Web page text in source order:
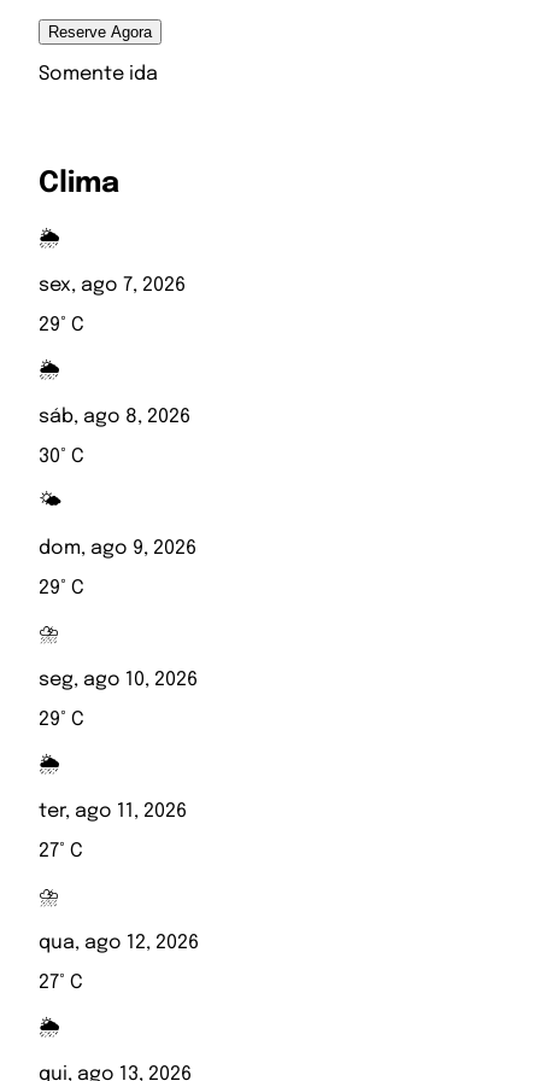
Reserve Agora
Somente ida
Clima
🌦️
sex, ago 7, 2026
29° C
🌦️
sáb, ago 8, 2026
30° C
🌤️
dom, ago 9, 2026
29° C
⛈️
seg, ago 10, 2026
29° C
🌦️
ter, ago 11, 2026
27° C
⛈️
qua, ago 12, 2026
27° C
🌦️
qui, ago 13, 2026